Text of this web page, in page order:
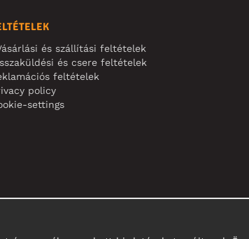
és szállítási feltételek
és csere feltételek
feltételek
policy
settings